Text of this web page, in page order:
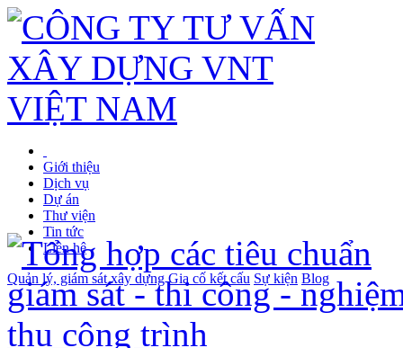
Giới thiệu
Dịch vụ
Dự án
Thư viện
Tin tức
Liên hệ
Quản lý, giám sát xây dựng Gia cố kết cấu Sự kiện Blog